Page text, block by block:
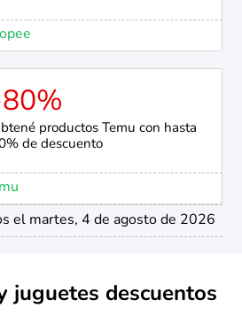
productos Temu con hasta
de descuento
el martes, 4 de agosto de 2026
juguetes descuentos